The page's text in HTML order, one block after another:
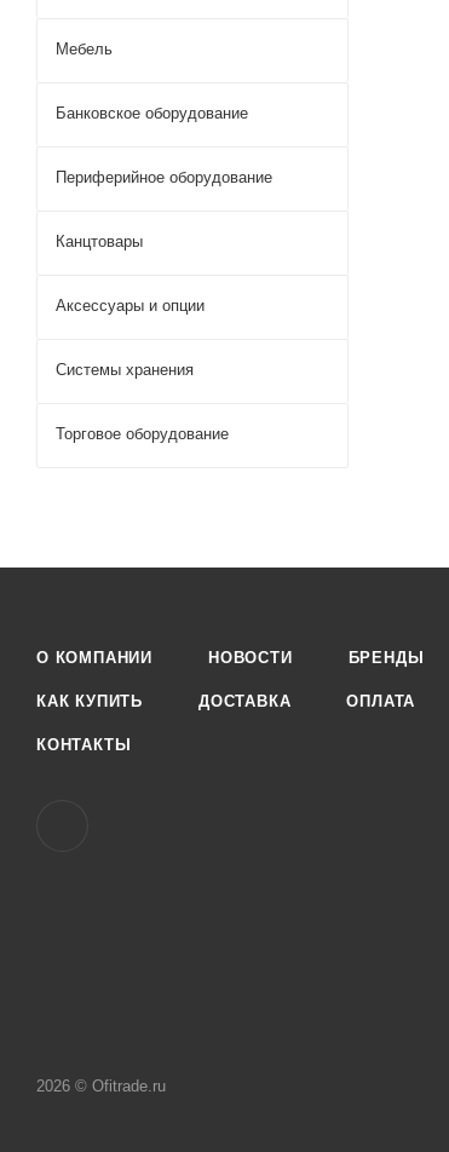
Мебель
Банковское оборудование
Периферийное оборудование
Канцтовары
Аксессуары и опции
Системы хранения
Торговое оборудование
О КОМПАНИИ НОВОСТИ БРЕНДЫ
КАК КУПИТЬ ДОСТАВКА ОПЛАТА
КОНТАКТЫ
2026 © Ofitrade.ru